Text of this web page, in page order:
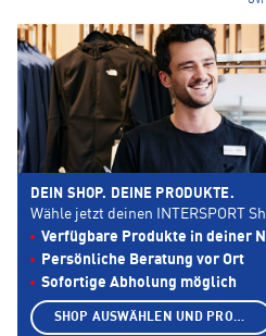
DEIN SHOP. DEINE PRODUKTE.
Wähle jetzt deinen INTERSPORT
Verfügbare Produkte in deiner
Persönliche Beratung vor Ort
Sofortige Abholung möglich
SHOP AUSWÄHLEN UND PRODUKTE ANZEIGEN